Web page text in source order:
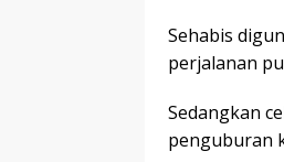
Sehabis
perjalanan
Sedangkan
penguburan